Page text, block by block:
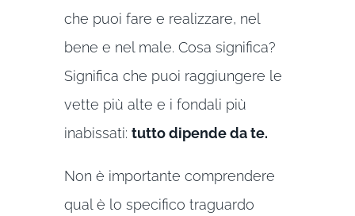
che puoi fare e realizzare, nel
bene e nel male. Cosa significa?
Significa che puoi raggiungere le
vette più alte e i fondali più
inabissati: tutto dipende da te.
Non è importante comprendere
qual è lo specifico traguardo